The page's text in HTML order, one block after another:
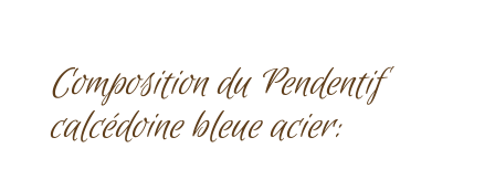
Composition du Pendentif
calcédoine bleue acier: